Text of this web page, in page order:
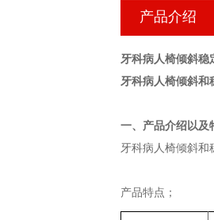
产品介绍
牙科病人椅倾斜稳
牙科病人椅倾斜和
一、产品介绍以及
牙科病人椅倾斜和
产品特点；